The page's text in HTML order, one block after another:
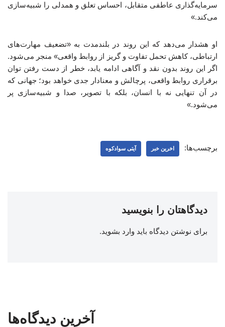
سرمایه‌گذاری عاطفی متقابل، احساس تعلق و همدلی را شبیه‌سازی
می‌کند.»
او هشدار می‌دهد که این روند در بلندمدت به «تضعیف مهارت‌های
ارتباطی، کاهش تحمل تفاوت و گریز از روابط واقعی» منجر می‌شود.
اگر این روند بدون نقد و آگاهی ادامه یابد، خطر از دست رفتن توان
برقراری روابط واقعی، پرچالش و معنادار جدی خواهد بود؛ جهانی که
در آن تنهایی نه با انسان، بلکه با تصویر، صدا و شبیه‌سازی پر
می‌شود.»
برچسب‌ها: اخرین خبر آیتی سوادکوه
دیدگاهتان را بنویسید
برای نوشتن دیدگاه باید وارد بشوید.
آخرین دیدگاه‌ها